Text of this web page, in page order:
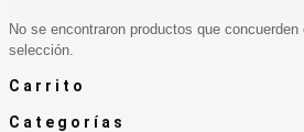
No se encontraron productos que concuerden
selección.
Carrito
Categorías